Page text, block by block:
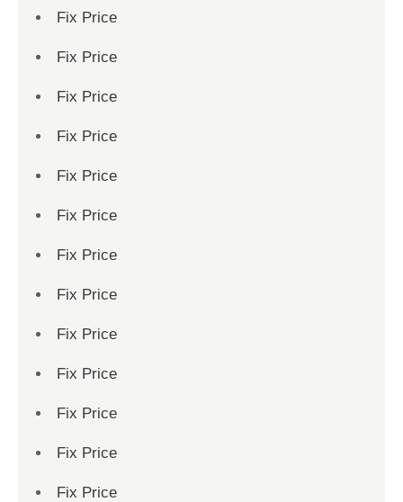
Fix Price
Fix Price
Fix Price
Fix Price
Fix Price
Fix Price
Fix Price
Fix Price
Fix Price
Fix Price
Fix Price
Fix Price
Fix Price